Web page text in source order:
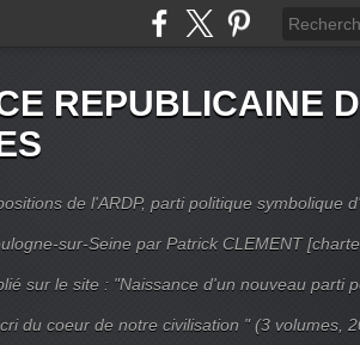
REPUBLICAINE
de l'ARDP, parti politique symbolique
sur-Seine par Patrick CLEMENT
sur le site : "Naissance d'un nouveau parti
du coeur de notre civilisation " (3 volumes,